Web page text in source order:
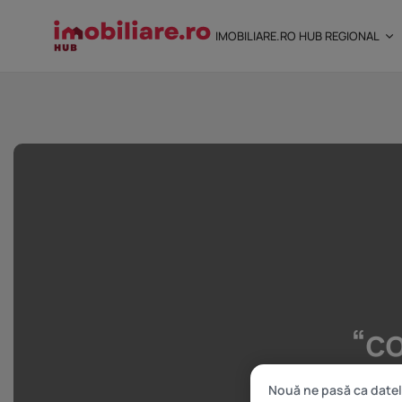
IMOBILIARE.RO HUB REGIONAL
Nouă ne pasă ca